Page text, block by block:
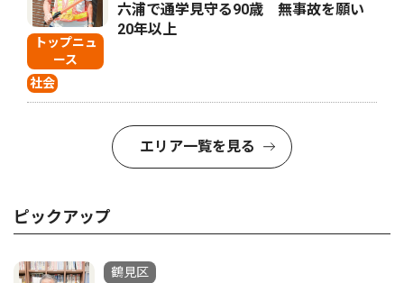
トップニュ
ース
社会
六浦で通学見守る90歳 無事故を願い
20年以上
エリア一覧を見る
ピックアップ
鶴見区